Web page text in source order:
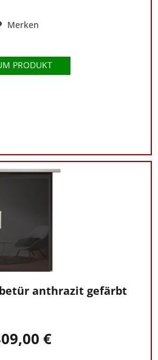
Merken
PRODUKT
anthrazit gefärbt
€